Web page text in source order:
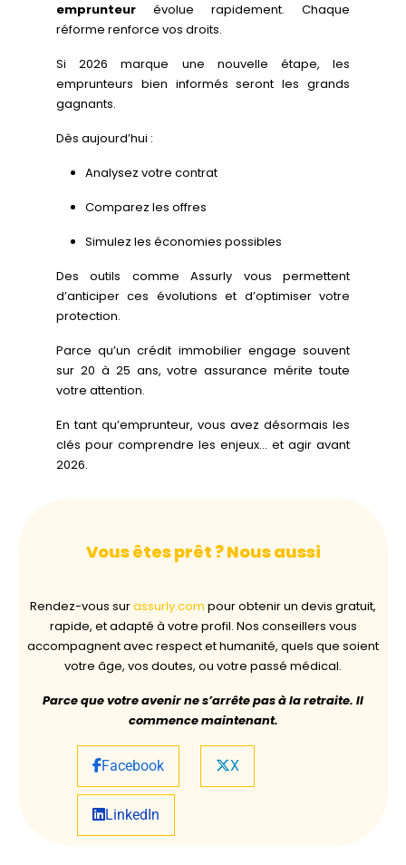
emprunteur évolue rapidement. Chaque
réforme renforce vos droits.
Si 2026 marque une nouvelle étape, les
emprunteurs bien informés seront les grands
gagnants.
Dès aujourd’hui :
Analysez votre contrat
Comparez les offres
Simulez les économies possibles
Des outils comme Assurly vous permettent
d’anticiper ces évolutions et d’optimiser votre
protection.
Parce qu’un crédit immobilier engage souvent
sur 20 à 25 ans, votre assurance mérite toute
votre attention.
En tant qu’emprunteur, vous avez désormais les
clés pour comprendre les enjeux… et agir avant
2026.
Vous êtes prêt ? Nous aussi
Rendez-vous surassurly.com pour obtenir un devis gratuit,
rapide, et adapté à votre profil. Nos conseillers vous
accompagnent avec respect et humanité, quels que soient
votre âge, vos doutes, ou votre passé médical.
Parce que votre avenir ne s’arrête pas à la retraite. Il
commence maintenant.
Facebook X
LinkedIn